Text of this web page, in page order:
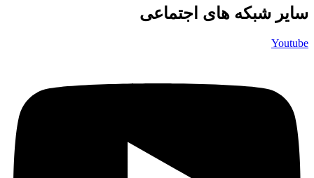
سایر شبکه های اجتماعی
Youtube